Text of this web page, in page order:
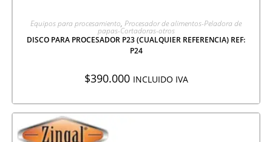
AGREGAR A COTIZACIÓN
Equipos para procesamiento, Procesador de alimentos-Peladora de
papas-Cortadoras-otros
DISCO PARA PROCESADOR P23 (CUALQUIER REFERENCIA) REF:
P24
$390.000 INCLUIDO IVA